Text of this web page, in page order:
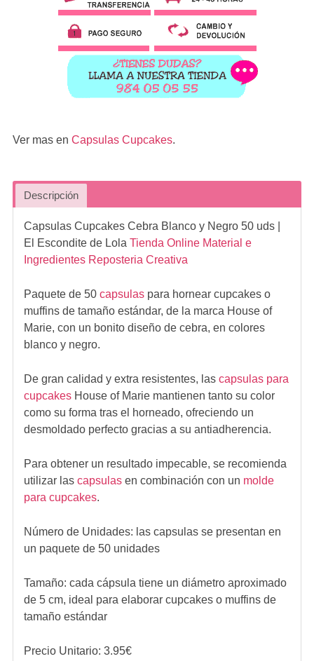
Ver mas en Capsulas Cupcakes.
Descripción
Capsulas Cupcakes Cebra Blanco y Negro 50 uds|
El Escondite de Lola Tienda Online Material e
Ingredientes Reposteria Creativa
Paquete de 50 capsulaspara hornear cupcakes o
muffins de tamaño estándar, de la marca House of
Marie, con un bonito diseño de cebra, en colores
blanco y negro.
De gran calidad y extra resistentes, las capsulas para
cupcakesHouse of Marie mantienen tanto su color
como su forma tras el horneado, ofreciendo un
desmoldado perfecto gracias a su antiadherencia.
Para obtener un resultado impecable, se recomienda
utilizar las capsulasen combinación con un molde
para cupcakes.
Número de Unidades: las capsulas se presentan en
un paquete de 50 unidades
Tamaño: cada cápsula tiene un diámetro aproximado
de 5 cm, ideal para elaborar cupcakes o muffins de
tamaño estándar
Precio Unitario: 3.95€